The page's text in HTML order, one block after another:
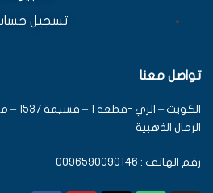
تسجيل
تواصل معنا
الرمال الذهبية
رقم الهاتف : 0096590090146